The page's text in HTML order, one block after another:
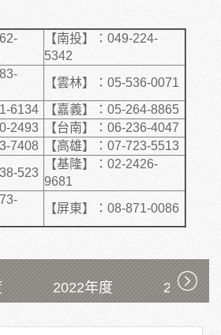
【南投】：049-224-
5342
【雲林】：05-536-0071
6134
【嘉義】：05-264-8865
2493
【台南】：06-236-4047
7408
【高雄】：07-723-5513
523
【基隆】：02-2426-
9681
【屏東】：08-871-0086
2022年度 2021年